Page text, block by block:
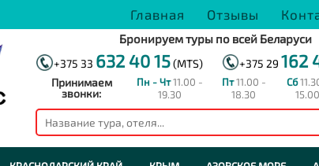
Главная Отзывы
Бронируем туры по всей Беларуси
+375 33 632 40 15(MTS) +375 29 162
Принимаем
звонки:
Пн - Чт11.00 -
19.30
Пт11.00 -
18.30
Сб
15.00